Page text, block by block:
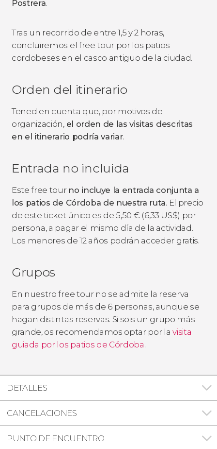
Postrera.
Tras un recorrido de entre 1,5 y 2 horas,
concluiremos el free tour por los patios
cordobeses en el casco antiguo de la ciudad.
Orden del itinerario
Tened en cuenta que, por motivos de
organización, el orden de las visitas descritas
en el itinerario podría variar.
Entrada no incluida
Este free tour no incluye la entrada conjunta a
los patios de Córdoba de nuestra ruta. El precio
de este ticket único es de 5,50 € (6,33 US$) por
persona, a pagar el mismo día de la actividad.
Los menores de 12 años podrán acceder gratis.
Grupos
En nuestro free tour no se admite la reserva
para grupos de más de 6 personas, aunque se
hagan distintas reservas. Si sois un grupo más
grande, os recomendamos optar por lavisita
guiada por los patios de Córdoba.
DETALLES
CANCELACIONES
PUNTO DE ENCUENTRO